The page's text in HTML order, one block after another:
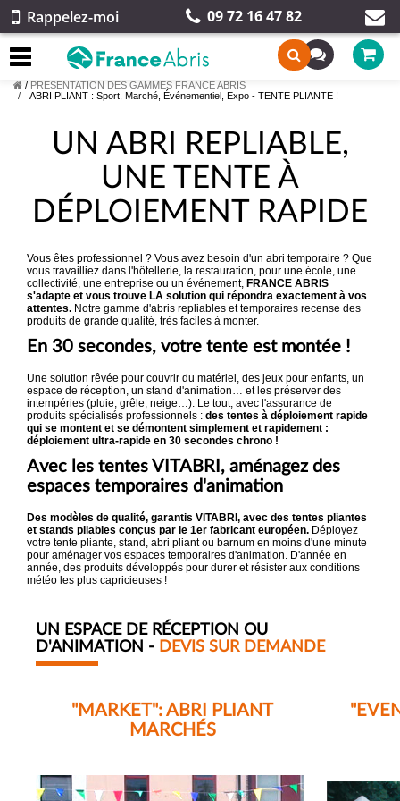
Rappelez-moi 09 72 16 47 82
/ PRESENTATION DES GAMMES FRANCE ABRIS
ABRI PLIANT : Sport, Marché, Événementiel, Expo - TENTE PLIANTE !
UN ABRI REPLIABLE,
UNE TENTE À
DÉPLOIEMENT RAPIDE
Vous êtes professionnel ? Vous avez besoin d'un abri temporaire ? Que
vous travailliez dans l'hôtellerie, la restauration, pour une école, une
collectivité, une entreprise ou un événement, FRANCE ABRIS
s'adapte et vous trouve LA solution qui répondra exactement à vos
attentes. Notre gamme d'abris repliables et temporaires recense des
produits de grande qualité, très faciles à monter.
En 30 secondes, votre tente est montée !
Une solution rêvée pour couvrir du matériel, des jeux pour enfants, un
espace de réception, un stand d'animation… et les préserver des
intempéries (pluie, grêle, neige…). Le tout, avec l'assurance de
produits spécialisés professionnels : des tentes à déploiement rapide
qui se montent et se démontent simplement et rapidement :
déploiement ultra-rapide en 30 secondes chrono !
Avec les tentes VITABRI, aménagez des
espaces temporaires d'animation
Des modèles de qualité, garantis VITABRI, avec des tentes pliantes
et stands pliables conçus par le 1er fabricant européen. Déployez
votre tente pliante, stand, abri pliant ou barnum en moins d'une minute
pour aménager vos espaces temporaires d'animation. D'année en
année, des produits développés pour durer et résister aux conditions
météo les plus capricieuses !
UN ESPACE DE RÉCEPTION OU
D'ANIMATION - DEVIS SUR DEMANDE
"MARKET": ABRI PLIANT
MARCHÉS